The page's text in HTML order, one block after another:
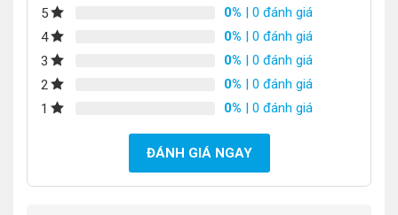
5 0% | 0 đánh giá
4
0% | 0 đánh giá
3
0% | 0 đánh giá
2
0% | 0 đánh giá
1
0% | 0 đánh giá
ĐÁNH GIÁ NGAY